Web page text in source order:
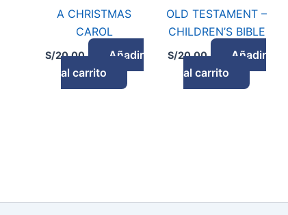
A CHRISTMAS
CAROL
S/20.00
Añadir
al carrito
OLD TESTAMENT –
CHILDREN’S BIBLE
S/20.00
Añadir
al carrito